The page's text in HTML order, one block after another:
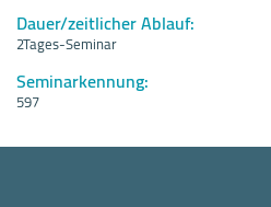
Dauer/zeitlicher Ablauf:
2Tages-Seminar
Seminarkennung:
597